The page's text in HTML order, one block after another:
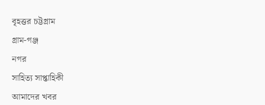
বৃহত্তর চট্টগ্রাম
গ্রাম-গঞ্জ
নগর
সাহিত্য সাপ্তাহিকী
আমাদের খবর